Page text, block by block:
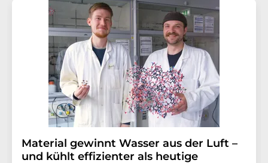
Material gewinnt Wasser aus der Luft –
und kühlt effizienter als heutige